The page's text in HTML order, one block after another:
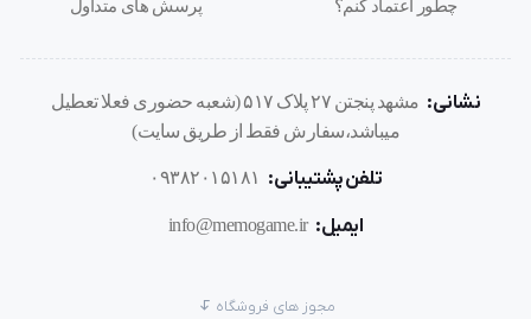
چطور اعتماد کنم؟
پرسش های متداول
نشانی:
مشهد پنجتن ۲۷ پلاک ۵۱۷ (شعبه حضوری فعلا تعطیل
میباشد،سفارش فقط از طریق سایت)
تلفن پشتیبانی: ۰۹۳۸۲۰۱۵۱۸۱
ایمیل: info@memogame.ir
مجوز های فروشگاه